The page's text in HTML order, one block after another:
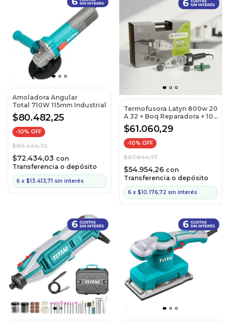
Amoladora Angular
Total 710W 115mm Industrial
$80.482,25
-10% OFF
$89.424,72
$72.434,03 con
Transferencia o depósito
6 x $13.413,71 sin interés
Termofusora Latyn 800w 20
A 32 + Boq Reparadora + 10
Tarugos
$61.060,29
-10% OFF
$67.844,77
$54.954,26 con
Transferencia o depósito
6 x $10.176,72 sin interés